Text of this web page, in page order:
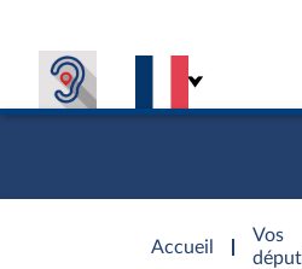
Accueil
d'accueil
Vos